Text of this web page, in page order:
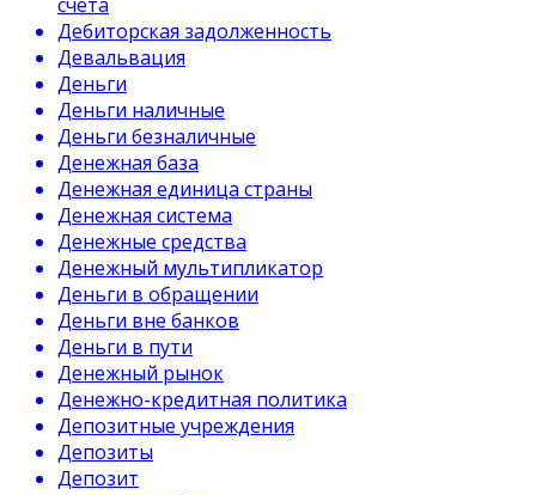
Дебиторская задолженность
Девальвация
Деньги
Деньги наличные
Деньги безналичные
Денежная база
Денежная единица страны
Денежная система
Денежные средства
Денежный мультипликатор
Деньги в обращении
Деньги вне банков
Деньги в пути
Денежный рынок
Денежно-кредитная политика
Депозитные учреждения
Депозиты
Депозит